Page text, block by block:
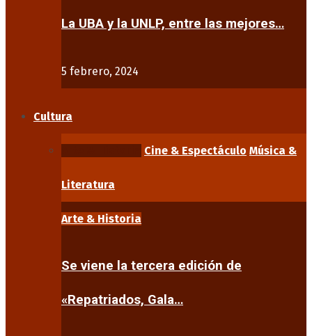
La UBA y la UNLP, entre las mejores…
5 febrero, 2024
Cultura
Cine & Espectáculo Música &
Literatura
Arte & Historia
Se viene la tercera edición de
«Repatriados, Gala…